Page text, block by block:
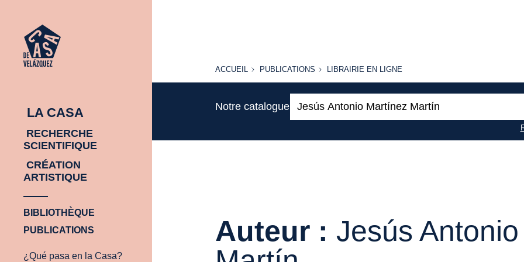
LA CASA
RECHERCHE
SCIENTIFIQUE
CRÉATION
ARTISTIQUE
BIBLIOTHÈQUE
PUBLICATIONS
¿Qué pasa en la Casa?
ACCUEIL
ACCUEIL PUBLICATIONS
PUBLICATIONS
LIBRAIRIE
LIBRAIRIE EN LIGNE
Notre catalogue:
Auteur : Jesús